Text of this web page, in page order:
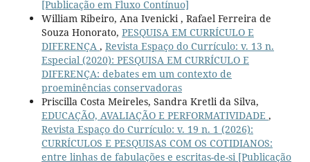
[Publicação em Fluxo Contínuo]
William Ribeiro, Ana Ivenicki , Rafael Ferreira de
Souza Honorato, PESQUISA EM CURRÍCULO E
DIFERENÇA , Revista Espaço do Currículo: v. 13 n.
Especial (2020): PESQUISA EM CURRÍCULO E
DIFERENÇA: debates em um contexto de
proeminências conservadoras
Priscilla Costa Meireles, Sandra Kretli da Silva,
EDUCAÇÃO, AVALIAÇÃO E PERFORMATIVIDADE ,
Revista Espaço do Currículo: v. 19 n. 1 (2026):
CURRÍCULOS E PESQUISAS COM OS COTIDIANOS:
entre linhas de fabulações e escritas-de-si [Publicação